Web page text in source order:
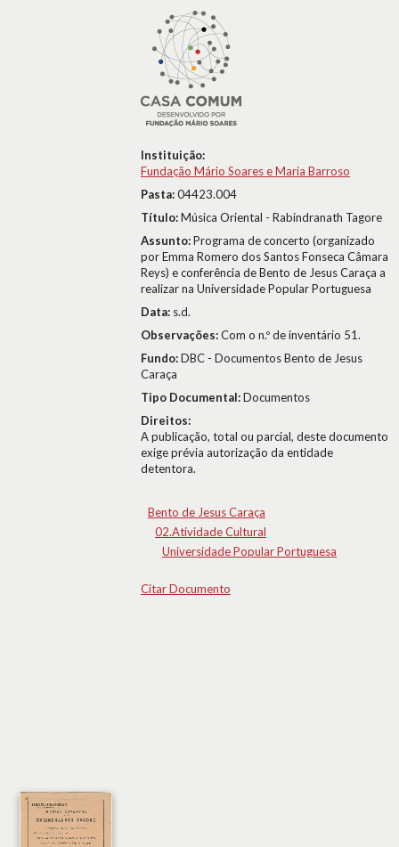
Instituição:
Fundação Mário Soares e Maria Barroso
Pasta:04423.004
Título:Música Oriental - Rabindranath Tagore
Assunto:Programa de concerto (organizado
por Emma Romero dos Santos Fonseca Câmara
Reys) e conferência de Bento de Jesus Caraça a
realizar na Universidade Popular Portuguesa
Data: s.d.
Observações:Com o n.º de inventário 51.
Fundo:DBC - Documentos Bento de Jesus
Caraça
Tipo Documental:Documentos
Direitos:
A publicação, total ou parcial, deste documento
exige prévia autorização da entidade
detentora.
Bento de Jesus Caraça
02.Atividade Cultural
Universidade Popular Portuguesa
Citar Documento